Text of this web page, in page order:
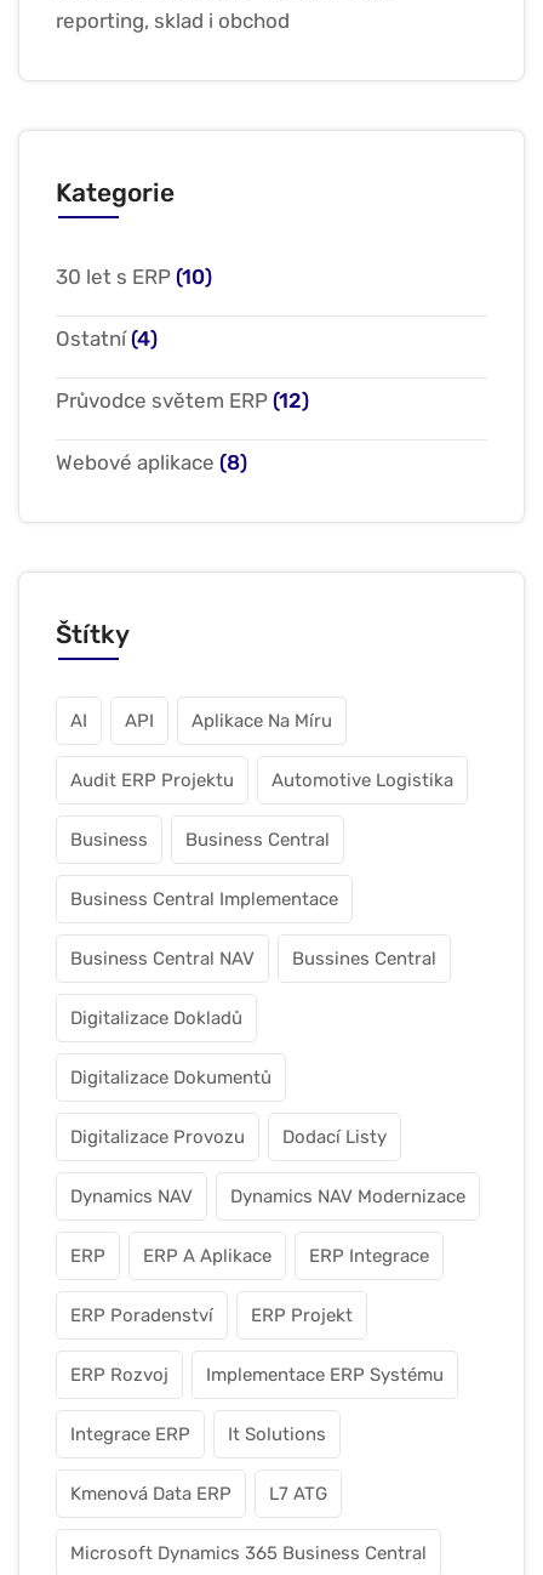
reporting, sklad i obchod
Kategorie
30 let s ERP (10)
Ostatní(4)
Průvodce světem ERP (12)
Webové aplikace (8)
Štítky
AI API Aplikace Na Míru
Audit ERP Projektu Automotive Logistika
Business Business Central
Business Central Implementace
Business Central NAV Bussines Central
Digitalizace Dokladů
Digitalizace Dokumentů
Digitalizace Provozu Dodací Listy
Dynamics NAV Dynamics NAV Modernizace
ERP ERP A Aplikace ERP Integrace
ERP Poradenství ERP Projekt
ERP Rozvoj Implementace ERP Systému
Integrace ERP It Solutions
Kmenová Data ERP L7 ATG
Microsoft Dynamics 365 Business Central